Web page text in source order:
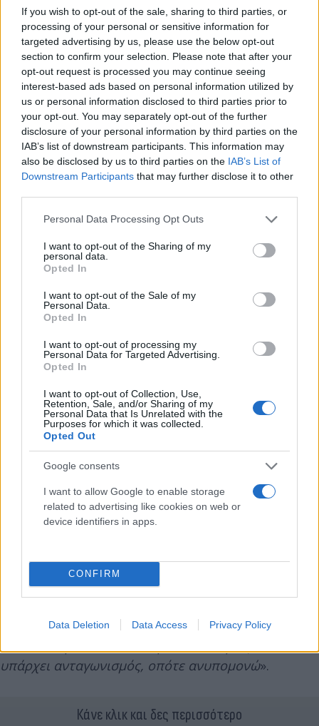
If you wish to opt-out of the sale, sharing to third parties, or
processing of your personal or sensitive information for
targeted advertising by us, please use the below opt-out
section to confirm your selection. Please note that after your
opt-out request is processed you may continue seeing
interest-based ads based on personal information utilized by
us or personal information disclosed to third parties prior to
your opt-out. You may separately opt-out of the further
disclosure of your personal information by third parties on the
IAB’s list of downstream participants. This information may
also be disclosed by us to third parties on the IAB’s List of
Downstream Participants that may further disclose it to other
Please note that this website/app uses one or more Google
not limited to your visit or usage behaviour. You may click to
grant or deny consent to Google and its third-party tags to
use your data for below specified purposes in below Google
consent section.
Personal Data Processing Opt Outs
I want to opt-out of the Sharing of my
personal data.
Opted In
I want to opt-out of the Sale of my
Personal Data.
Opted In
I want to opt-out of processing my
Personal Data for Targeted Advertising.
Opted In
I want to opt-out of Collection, Use,
Retention, Sale, and/or Sharing of my
Personal Data that Is Unrelated with the
Purposes for which it was collected.
Opted Out
Google consents
I want to allow Google to enable storage
related to advertising like cookies on web or
device identifiers in apps.
CONFIRM
Data Deletion Data Access Privacy Policy
πολύ. Σαν point guard, δεν πρέπει να πιέζω τα
πράγματα, απλά κάθομαι και κοιτάω κάποιες φορές.
Γερνάω. Μου άρεσε να βλέπω βίντεο του Ουέιντ
πέρσι. Περιμένω κάτι παρόμοιο και φέτος».
Για τα ντέρμπι με τον Ολυμπιακό
κάποιες μεγάλες κινήσεις, όπως κάθε ομάδα στη
όλοι θα είναι ενθουσιασμένοι. Οι οπαδοί θα είναι
ενθουσιασμένοι, και θα είμαστε και εμείς. Θα
υπάρχει ανταγωνισμός, οπότε ανυπομονώ».
Κάνε κλικ και δες περισσότερο